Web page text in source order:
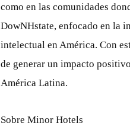
como en las comunidades
DowNHstate, enfocado en la
intelectual en América. Con
de generar un impacto
América Latina.
Sobre Minor Hotels